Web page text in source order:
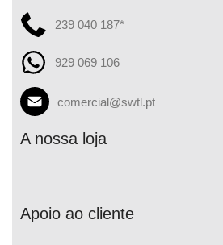
239 040 187*
929 069 106
comercial@swtl.pt
A nossa loja
Apoio ao cliente